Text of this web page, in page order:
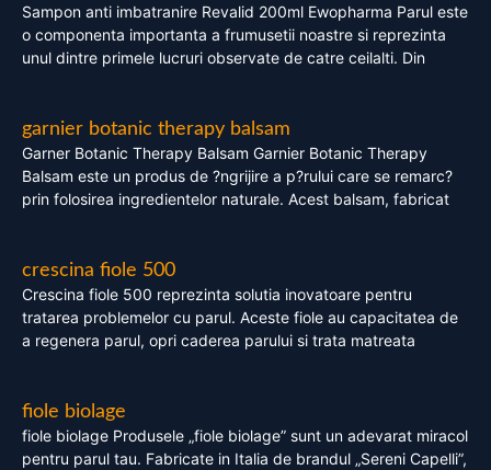
Sampon anti imbatranire Revalid 200ml Ewopharma Parul este
o componenta importanta a frumusetii noastre si reprezinta
unul dintre primele lucruri observate de catre ceilalti. Din
garnier botanic therapy balsam
Garner Botanic Therapy Balsam Garnier Botanic Therapy
Balsam este un produs de ?ngrijire a p?rului care se remarc?
prin folosirea ingredientelor naturale. Acest balsam, fabricat
crescina fiole 500
Crescina fiole 500 reprezinta solutia inovatoare pentru
tratarea problemelor cu parul. Aceste fiole au capacitatea de
a regenera parul, opri caderea parului si trata matreata
fiole biolage
fiole biolage Produsele „fiole biolage” sunt un adevarat miracol
pentru parul tau. Fabricate in Italia de brandul „Sereni Capelli”,